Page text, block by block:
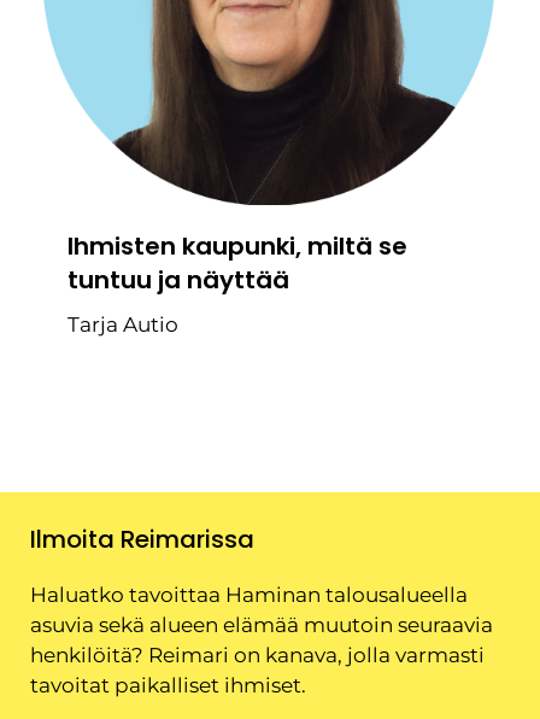
Ihmisten kaupunki, miltä se
tuntuu ja näyttää
Tarja Autio
Ilmoita Reimarissa
Haluatko tavoittaa Haminan talousalueella
asuvia sekä alueen elämää muutoin seuraavia
henkilöitä? Reimari on kanava, jolla varmasti
tavoitat paikalliset ihmiset.